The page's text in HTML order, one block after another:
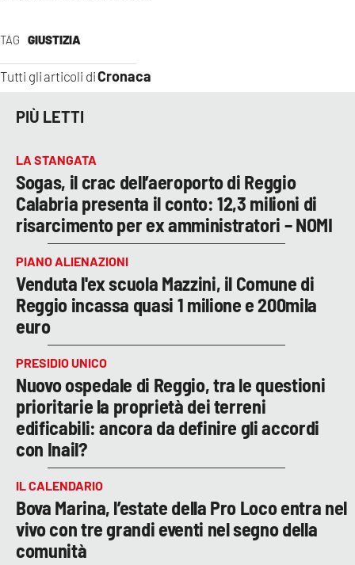
TAG GIUSTIZIA
Tutti gli articoli diCronaca
PIÙ LETTI
LA STANGATA
Sogas, il crac dell’aeroporto di Reggio
Calabria presenta il conto: 12,3 milioni di
risarcimento per ex amministratori – NOMI
PIANO ALIENAZIONI
Venduta l'ex scuola Mazzini, il Comune di
Reggio incassa quasi 1 milione e 200mila
euro
PRESIDIO UNICO
Nuovo ospedale di Reggio, tra le questioni
prioritarie la proprietà dei terreni
edificabili: ancora da definire gli accordi
con Inail?
IL CALENDARIO
Bova Marina, l’estate della Pro Loco entra nel
vivo con tre grandi eventi nel segno della
comunità